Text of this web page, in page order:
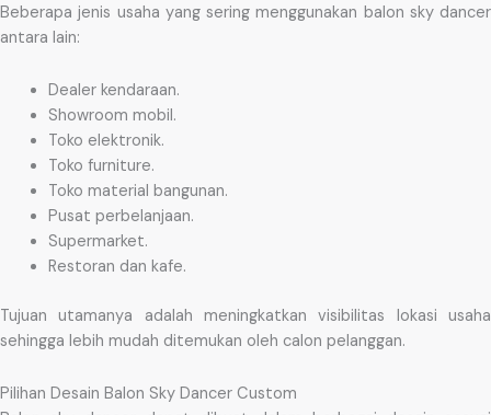
Beberapa jenis usaha yang sering menggunakan balon sky dancer
antara lain:
Dealer kendaraan.
Showroom mobil.
Toko elektronik.
Toko furniture.
Toko material bangunan.
Pusat perbelanjaan.
Supermarket.
Restoran dan kafe.
Tujuan utamanya adalah meningkatkan visibilitas lokasi usaha
sehingga lebih mudah ditemukan oleh calon pelanggan.
Pilihan Desain Balon Sky Dancer Custom